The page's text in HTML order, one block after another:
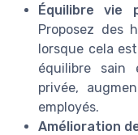
Équilibre vie
Proposez des
lorsque cela
équilibre sain
privée,
employés.
Amélioration